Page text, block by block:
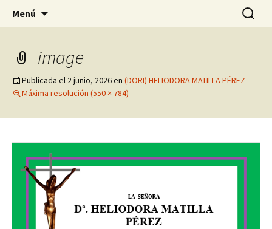
Tanatorio, Funeraria y
crematorio Virgen del Villar
Servicios funerarios
Menú Buscar:
image
Publicada el 2 junio, 2026en (DORI) HELIODORA MATILLA PÉREZ
Máxima resolución (550 × 784)